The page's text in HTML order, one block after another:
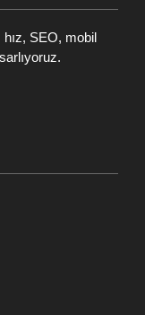
SEO, mobil